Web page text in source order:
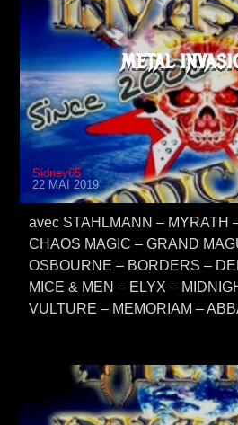
METAL
Sidney65
22 MAI 2019
avec STAHLMANN – MYRATH
CHAOS MAGIC – GRAND
OSBOURNE – BORDERS –
MICE & MEN – ELYX –
VULTURE – MEMORIAM –